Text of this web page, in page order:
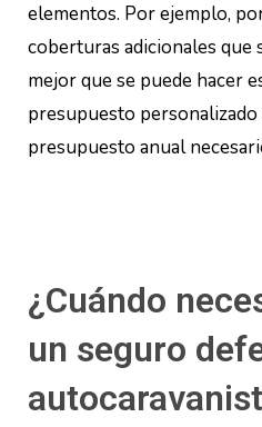
elementos. Por ejemplo,
coberturas adicionales que
mejor que se puede hacer
presupuesto
presupuesto anual
¿Cuándo
un seguro